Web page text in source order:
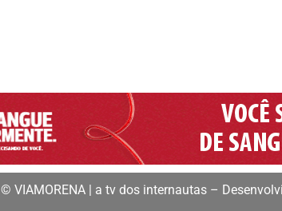
© VIAMORENA | a tv dos internautas –